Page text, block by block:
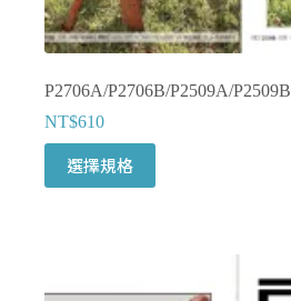
項
P2706A/P2706B/P2509A/P2509B
NT$610
選擇規格
產
種